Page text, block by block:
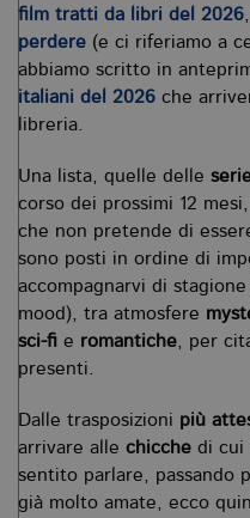
film tratti da libri del 2026
perdere (e ci riferiamo a
abbiamo scritto in
italiani del 2026 che
libreria.
Una lista, quelle delle
corso dei prossimi 12
che non pretende di
sono posti in ordine di
accompagnarvi di
mood), tra atmosfere
sci-fi e romantiche, per
presenti.
Dalle trasposizioni più
arrivare alle chicche di cui
sentito parlare, passando
già molto amate, ecco